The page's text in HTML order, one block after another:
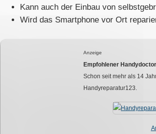
Kann auch der Einbau von
Wird das Smartphone vor Ort
Anzeige
Empfohlener Handydoctor
Schon seit mehr als 14
Handyreparatur123.